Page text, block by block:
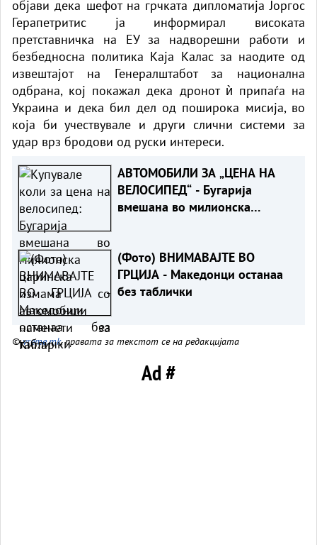
објави дека шефот на грчката дипломатија Јоргос
Герапетритис ја информирал високата
претставничка на ЕУ за надворешни работи и
безбедносна политика Каја Калас за наодите од
извештајот на Генералштабот за национална
одбрана, кој покажал дека дронот ѝ припаѓа на
Украина и дека бил дел од поширока мисија, во
која би учествувале и други слични системи за
удар врз бродови од руски интереси.
АВТОМОБИЛИ ЗА „ЦЕНА НА
ВЕЛОСИПЕД“ - Бугарија
вмешана во милионска
(Фото) ВНИМАВАЈТЕ ВО
ГРЦИЈА - Македонци останаа
без таблички
©vreme.mk, правата за текстот се на редакцијата
Ad #